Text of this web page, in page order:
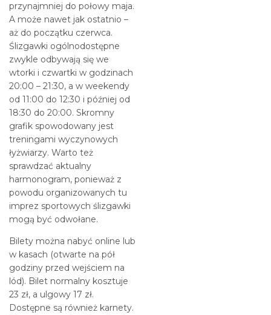
przynajmniej do połowy maja.
A może nawet jak ostatnio –
aż do początku czerwca.
Ślizgawki ogólnodostępne
zwykle odbywają się we
wtorki i czwartki w godzinach
20:00 – 21:30, a w weekendy
od 11:00 do 12:30 i później od
18:30 do 20:00. Skromny
grafik spowodowany jest
treningami wyczynowych
łyżwiarzy. Warto też
sprawdzać aktualny
harmonogram, ponieważ z
powodu organizowanych tu
imprez sportowych ślizgawki
mogą być odwołane.
Bilety można nabyć online lub
w kasach (otwarte na pół
godziny przed wejściem na
lód). Bilet normalny kosztuje
23 zł, a ulgowy 17 zł.
Dostępne są również karnety.